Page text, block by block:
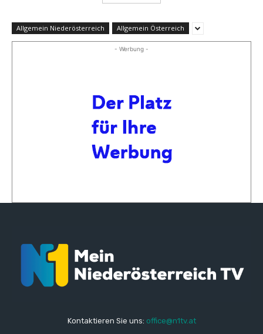
Allgemein Niederösterreich Allgemein Österreich
- Werbung -
Kontaktieren Sie uns: office@n1tv.at